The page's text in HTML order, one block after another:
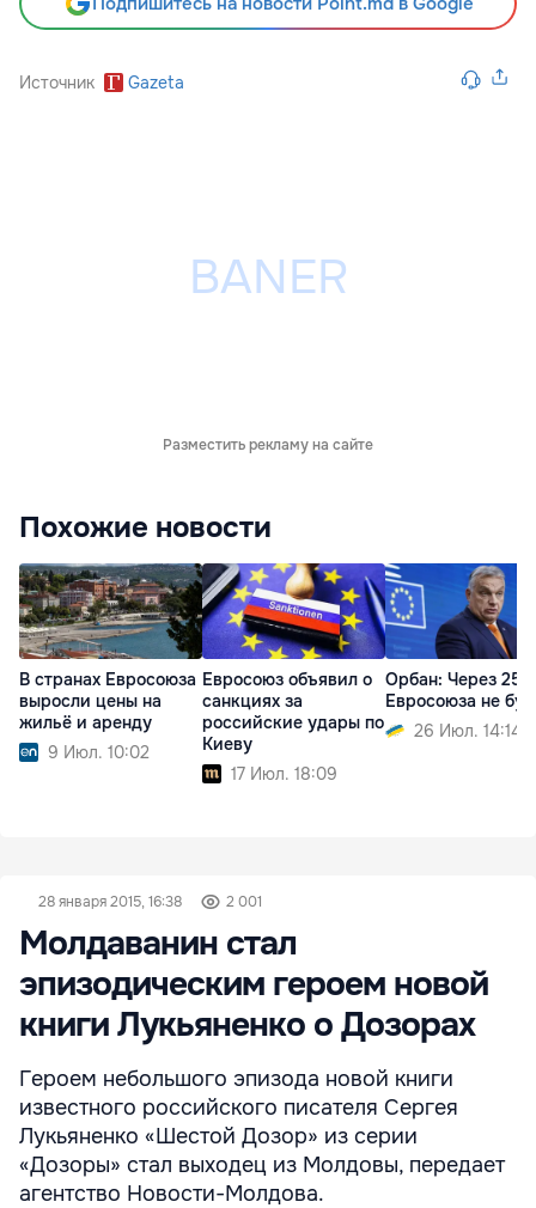
Источник Gazeta
Разместить рекламу на сайте
Похожие новости
В странах Евросоюза
выросли цены на
жильё и аренду
9 Июл. 10:02
Евросоюз объявил о
санкциях за
российские удары по
Киеву
17 Июл. 18:09
Орбан: Через 25
Евросоюза не
26 Июл. 14:14
28 января 2015, 16:38 2 001
Молдаванин стал
эпизодическим героем новой
книги Лукьяненко о Дозорах
Героем небольшого эпизода новой книги
известного российского писателя Сергея
Лукьяненко «Шестой Дозор» из серии
«Дозоры» стал выходец из Молдовы, передает
агентство Новости-Молдова.